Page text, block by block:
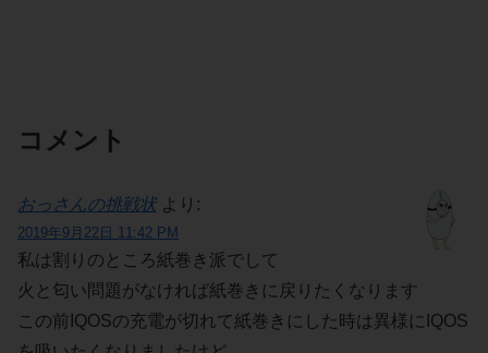
コメント
おっさんの挑戦状 より:
2019年9月22日 11:42 PM
私は割りのところ紙巻き派でして
火と匂い問題がなければ紙巻きに戻りたくなります
この前IQOSの充電が切れて紙巻きにした時は異様にIQOS